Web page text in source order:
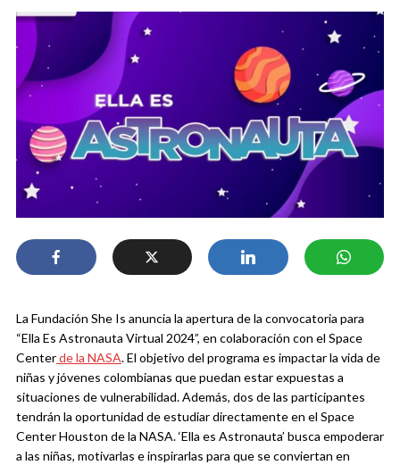
La Fundación She Is anuncia la apertura de la convocatoria para
“Ella Es Astronauta Virtual 2024”, en colaboración con el Space
Centerde la NASA. El objetivo del programa es impactar la vida de
niñas y jóvenes colombianas que puedan estar expuestas a
situaciones de vulnerabilidad. Además, dos de las participantes
tendrán la oportunidad de estudiar directamente en el Space
Center Houston de la NASA.‘Ella es Astronauta’ busca empoderar
a las niñas, motivarlas e inspirarlas para que se conviertan en